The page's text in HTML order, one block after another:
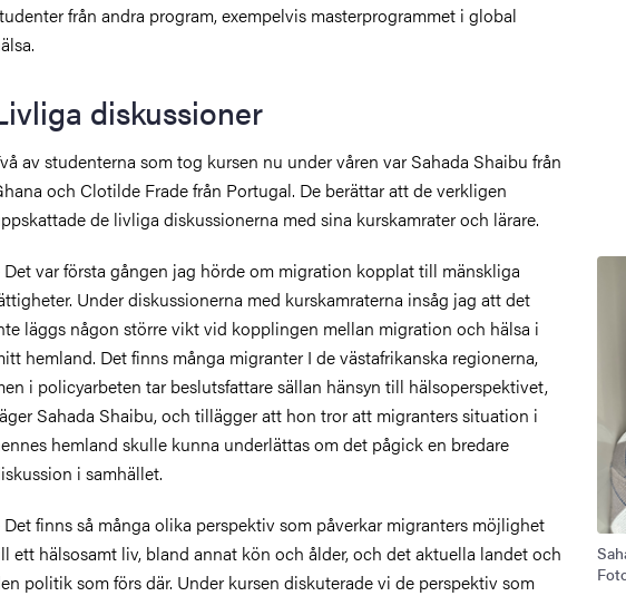
från andra program, exempelvis masterprogrammet i global
diskussioner
av studenterna som tog kursen nu under våren var Sahada Shaibu från
och Clotilde Frade från Portugal. De berättar att de verkligen
de livliga diskussionerna med sina kurskamrater och lärare.
Bild
Det var första gången jag hörde om migration kopplat till mänskliga
Under diskussionerna med kurskamraterna insåg jag att det
läggs någon större vikt vid kopplingen mellan migration och hälsa i
hemland. Det finns många migranter I de västafrikanska regionerna,
i policyarbeten tar beslutsfattare sällan hänsyn till hälsoperspektivet,
Sahada Shaibu, och tillägger att hon tror att migranters situation i
hemland skulle kunna underlättas om det pågick en bredare
i samhället.
Det finns så många olika perspektiv som påverkar migranters möjlighet
ett hälsosamt liv, bland annat kön och ålder, och det aktuella landet och
politik som förs där. Under kursen diskuterade vi de perspektiv som